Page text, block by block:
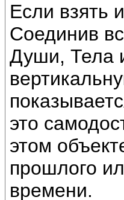
Если взять
Соединив
Души, Тела
это
этом
прошлого
времени.